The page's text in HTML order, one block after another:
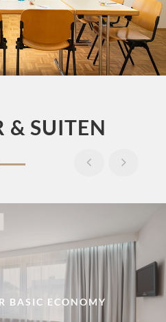
& SUITEN
BASIC ECONOMY